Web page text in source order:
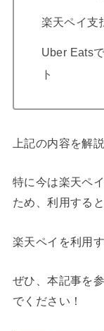
楽天ペイ支
Uber Eats
ト
上記の内容を解
特に今は楽天ペ
ため、利用する
楽天ペイを利用
ぜひ、本記事を
でください！